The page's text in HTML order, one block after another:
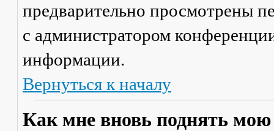
предварительно просмотрены
с администратором
информации.
Вернуться к началу
Как мне вновь поднять мою